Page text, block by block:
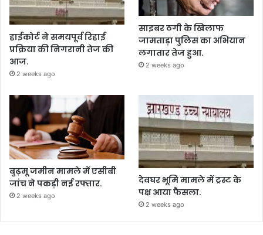
हाईकोर्ट ने समयपूर्व रिहाई
प्रक्रिया की निगरानी तेज की
आज.
2 weeks ago
साइबर ठगी के खिलाफ
जामताड़ा पुलिस का अभियान
लगातार तेज हुआ.
2 weeks ago
बुढ़मू जमीन मामले में एसीबी
जांच ने पकड़ी नई रफ्तार.
2 weeks ago
देवघर भूमि मामले में ट्रस्ट के
पक्ष आया फैसला.
2 weeks ago